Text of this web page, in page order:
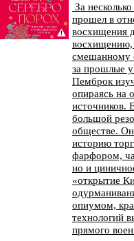
За
прошел в
восхищения
восхищению,
смешанному
за прошлые
Пемброк
опираясь на
источников.
большой
обществе.
историю
фарфором,
но и
«открытие
опиумом,
технологий
прямого